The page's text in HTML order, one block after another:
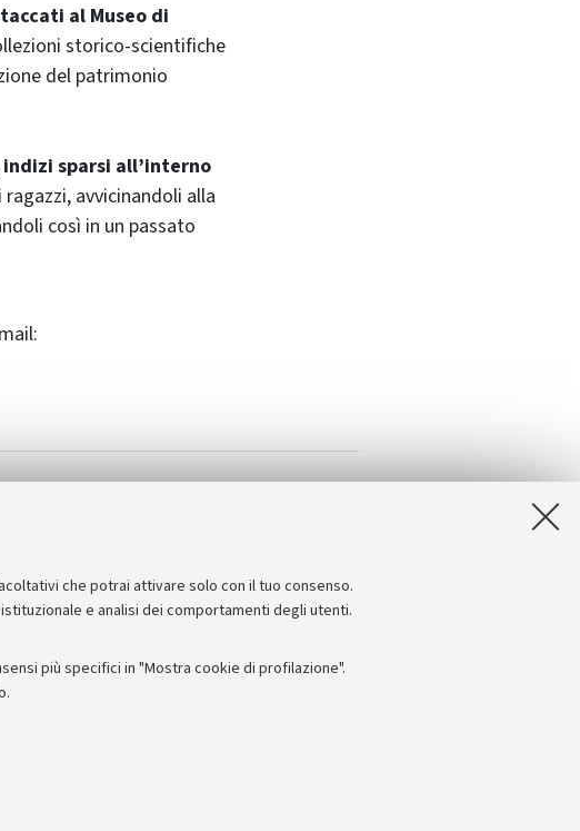
che potrai attivare solo con il tuo consenso.
e analisi dei comportamenti degli utenti.
più specifici in "Mostra cookie di profilazione".
al Museo di
storico-scientifiche
del patrimonio
sparsi all’interno
avvicinandoli alla
così in un passato
- PI: 01131710376 - CF: 80007010376